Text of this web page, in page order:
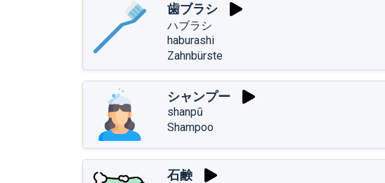
歯ブラシ
ハブラシ
haburashi
Zahnbürste
シャンプー
shanpū
Shampoo
石鹸